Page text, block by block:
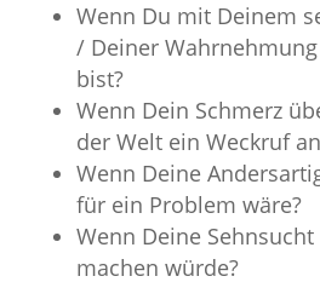
Wenn Du mit Deinem
/ Deiner
bist?
Wenn Dein Schmerz
der Welt ein Weckruf
Wenn Deine
für ein Problem wäre?
Wenn Deine
machen würde?